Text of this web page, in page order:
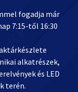
fogadja már
7:15-től 16:30
alkatrészek,
és LED
terén.